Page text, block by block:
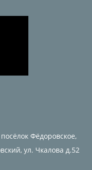
Фёдоровское,
ул. Чкалова д.52